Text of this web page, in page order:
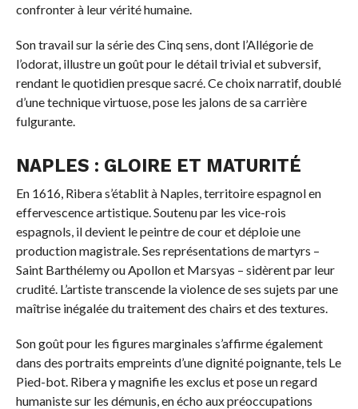
confronter à leur vérité humaine.
Son travail sur la série des Cinq sens, dont l’Allégorie de
l’odorat, illustre un goût pour le détail trivial et subversif,
rendant le quotidien presque sacré. Ce choix narratif, doublé
d’une technique virtuose, pose les jalons de sa carrière
fulgurante.
NAPLES : GLOIRE ET MATURITÉ
En 1616, Ribera s’établit à Naples, territoire espagnol en
effervescence artistique. Soutenu par les vice-rois
espagnols, il devient le peintre de cour et déploie une
production magistrale. Ses représentations de martyrs –
Saint Barthélemy ou Apollon et Marsyas – sidèrent par leur
crudité. L’artiste transcende la violence de ses sujets par une
maîtrise inégalée du traitement des chairs et des textures.
Son goût pour les figures marginales s’affirme également
dans des portraits empreints d’une dignité poignante, tels Le
Pied-bot. Ribera y magnifie les exclus et pose un regard
humaniste sur les démunis, en écho aux préoccupations